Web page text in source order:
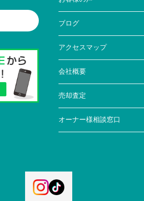
ブログ
アクセスマップ
会社概要
売却査定
オーナー様相談窓口